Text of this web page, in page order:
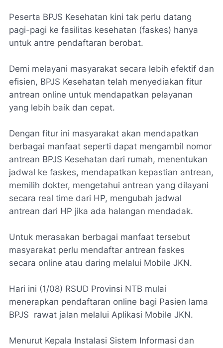
Peserta BPJS Kesehatan kini tak perlu datang
pagi-pagi ke fasilitas kesehatan (faskes) hanya
untuk antre pendaftaran berobat.
Demi melayani masyarakat secara lebih efektif dan
efisien, BPJS Kesehatan telah menyediakan fitur
antrean online untuk mendapatkan pelayanan
yang lebih baik dan cepat.
Dengan fitur ini masyarakat akan mendapatkan
berbagai manfaat seperti dapat mengambil nomor
antrean BPJS Kesehatan dari rumah, menentukan
jadwal ke faskes, mendapatkan kepastian antrean,
memilih dokter, mengetahui antrean yang dilayani
secara real time dari HP, mengubah jadwal
antrean dari HP jika ada halangan mendadak.
Untuk merasakan berbagai manfaat tersebut
masyarakat perlu mendaftar antrean faskes
secara online atau daring melalui Mobile JKN.
Hari ini (1/08) RSUD Provinsi NTB mulai
menerapkan pendaftaran online bagi Pasien lama
BPJS rawat jalan melalui Aplikasi Mobile JKN.
Menurut Kepala Instalasi Sistem Informasi dan